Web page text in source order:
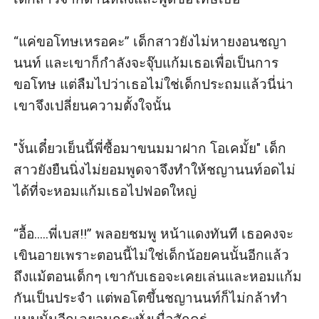
“แค่ขอโทษเหรอคะ” เด็กสาวยังไม่หายงอนชญา
นนท์ และเขาก็กำลังจะจุ๊บแก้มเธอเพื่อเป็นการ
ขอโทษ แต่ลืมไปว่าเธอไม่ใช่เด็กประถมแล้วนี่น่า
เขาจึงเปลี่ยนความตั้งใจนั้น
"งั้นเดี๋ยวเย็นนี้พี่ซื้อมาขนมมาฝาก โอเคมั้ย" เด็ก
สาวยังยืนนิ่งไม่ยอมพูดจาจึงทำให้ชญานนท์อดไม่
ได้ที่จะหอมแก้มเธอไปฟอดใหญ่
“อื้อ.....พี่เบส!!” พลอยชมพู หน้าแดงทันที เธอคงจะ
เขินอายเพราะตอนนี้ไม่ใช่เด็กน้อยคนนั้นอีกแล้ว
ถึงแม้ตอนเด็กๆ เขากับเธอจะเคยเล่นและหอมแก้ม
กันเป็นประจำ แต่พอโตขึ้นชญานนท์ก็ไม่กล้าทำ